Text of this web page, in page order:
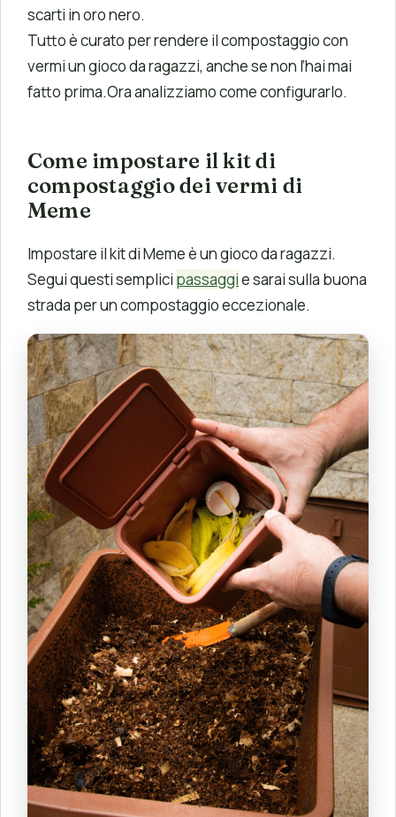
scarti in oro nero.
Tutto è curato per rendere il compostaggio con
vermi un gioco da ragazzi, anche se non l’hai mai
fatto prima.Ora analizziamo come configurarlo.
Come impostare il kit di
compostaggio dei vermi di
Meme
Impostare il kit di Meme è un gioco da ragazzi.
Segui questi semplici passaggie sarai sulla buona
strada per un compostaggio eccezionale.